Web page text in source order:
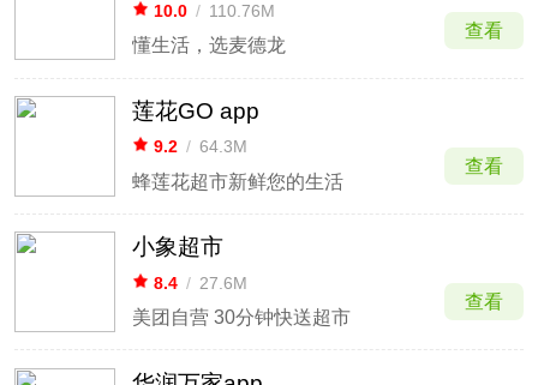
10.0 / 110.76M
懂生活，选麦德龙
查看
莲花GO app
9.2 / 64.3M
蜂莲花超市新鲜您的生活
查看
小象超市
8.4 / 27.6M
美团自营 30分钟快送超市
查看